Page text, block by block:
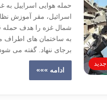
حمله هوایی اسراییل به
اسرائیل، مقر آموزش
شمال غزه را هدف حمله
به ساختمان های اطراف
برجای ننهاد. گفته می
ادامه »»»